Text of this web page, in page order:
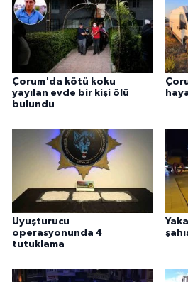
Çorum'da kötü koku
yayılan evde bir kişi ölü
bulundu
Uyuşturucu
operasyonunda 4
tutuklama